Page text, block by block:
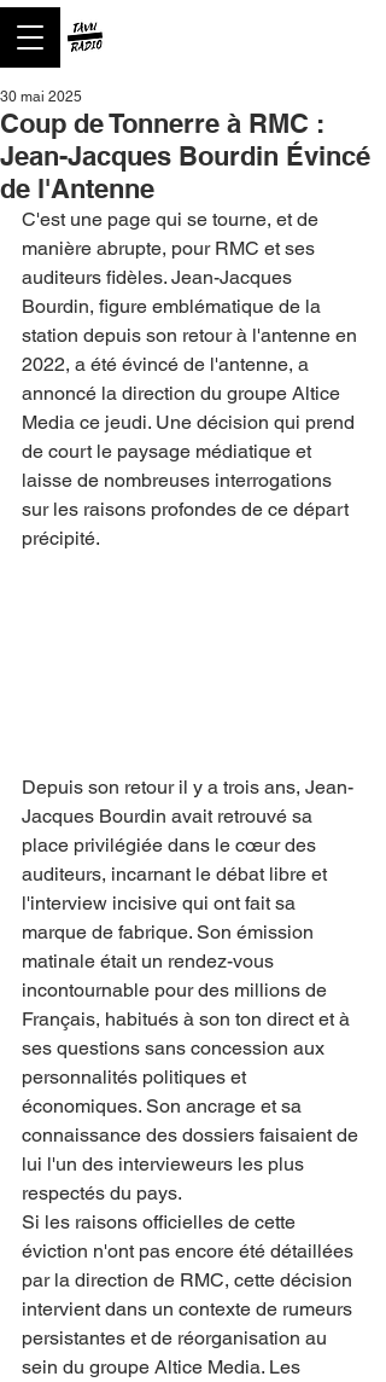
Coup de Tonnerre à RMC :
Jean-Jacques Bourdin Évincé
de l'Antenne
30 mai 2025
C'est une page qui se tourne, et de
manière abrupte, pour RMC et ses
auditeurs fidèles. Jean-Jacques
Bourdin, figure emblématique de la
station depuis son retour à l'antenne en
2022, a été évincé de l'antenne, a
annoncé la direction du groupe Altice
Media ce jeudi. Une décision qui prend
de court le paysage médiatique et
laisse de nombreuses interrogations
sur les raisons profondes de ce départ
précipité.
Depuis son retour il y a trois ans, Jean-
Jacques Bourdin avait retrouvé sa
place privilégiée dans le cœur des
auditeurs, incarnant le débat libre et
l'interview incisive qui ont fait sa
marque de fabrique. Son émission
matinale était un rendez-vous
incontournable pour des millions de
Français, habitués à son ton direct et à
ses questions sans concession aux
personnalités politiques et
économiques. Son ancrage et sa
connaissance des dossiers faisaient de
lui l'un des intervieweurs les plus
respectés du pays.
Si les raisons officielles de cette
éviction n'ont pas encore été détaillées
par la direction de RMC, cette décision
intervient dans un contexte de rumeurs
persistantes et de réorganisation au
sein du groupe Altice Media. Les